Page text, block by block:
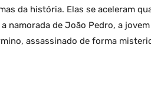
da história. Elas se aceleram
namorada de João Pedro, a
assassinado de forma